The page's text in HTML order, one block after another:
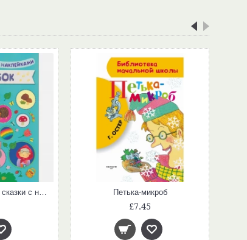
Колобок (Любимые сказки с наклейками) Петька-микроб
£7.45